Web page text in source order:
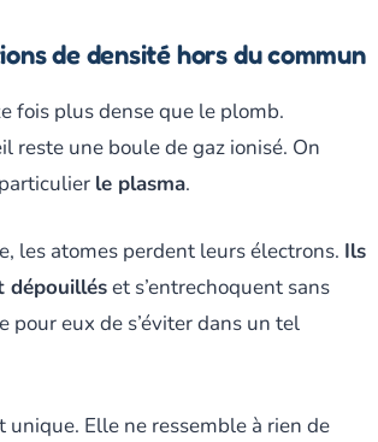
de densité hors du commun
fois plus dense que le plomb.
reste une boule de gaz ionisé. On
le plasma.
les atomes perdent leurs électrons. Ils
dépouilléset s’entrechoquent sans
pour eux de s’éviter dans un tel
unique. Elle ne ressemble à rien de